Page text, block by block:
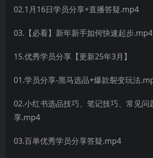
02.1月16日学员分享+直播答疑.mp4
03.【必看】新年新手如何快速起步.mp4
15.优秀学员分享【更新25年3月】
01.学员分享-黑马选品+爆款裂变玩法
02.小红书选品技巧、笔记技巧、常见问
享.mp4
03.百单优秀学员分享答疑.mp4